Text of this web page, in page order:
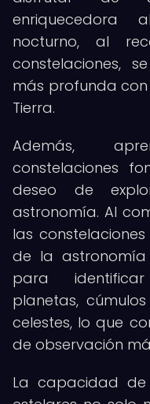
enriquecedora
nocturno, al
constelaciones,
más profunda con
Tierra.
Además,
constelaciones
deseo de
astronomía. Al
las
de la
para
planetas,
celestes, lo que
de observación
La capacidad de